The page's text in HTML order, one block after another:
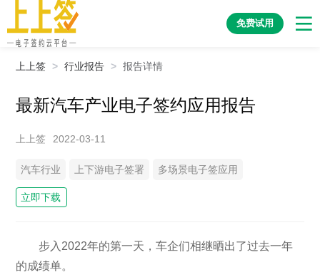
免费试用
上上签 > 行业报告 > 报告详情
最新汽车产业电子签约应用报告
上上签 2022-03-11
汽车行业 上下游电子签署 多场景电子签应用
立即下载
步入2022年的第一天，车企们相继晒出了过去一年
的成绩单。